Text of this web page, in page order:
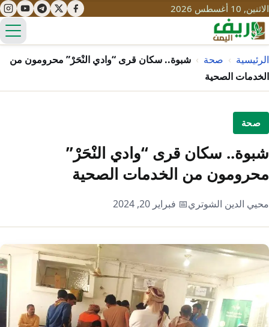
الاثنين, 10 أغسطس 2026
صحة
مياه
طرُق
تنمية
قصص نجاح
مبادرات
سياحة
تراث
ثقافة
حلول
إرشاد زراعي
نساء
قضايا
معيشة
قصة
انفوجرافيك
قصص رقمية
الرئيسية › صحة › شبوة.. سكان قرى “وادي النْحَرْ” محرومون من
الخدمات الصحية
صحة
شبوة.. سكان قرى “وادي النْحَرْ”
محرومون من الخدمات الصحية
محيي الدين الشوتري📅 فبراير 20, 2024